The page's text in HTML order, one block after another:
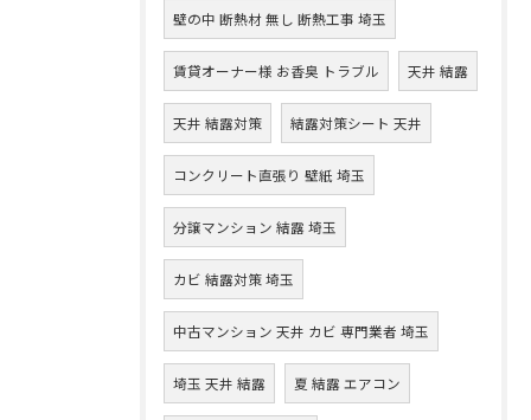
壁の中 断熱材 無し 断熱工事 埼玉
賃貸オーナー様 お香臭 トラブル 天井 結露
天井 結露対策 結露対策シート 天井
コンクリート直張り 壁紙 埼玉
分譲マンション 結露 埼玉
カビ 結露対策 埼玉
中古マンション 天井 カビ 専門業者 埼玉
埼玉 天井 結露 夏 結露 エアコン